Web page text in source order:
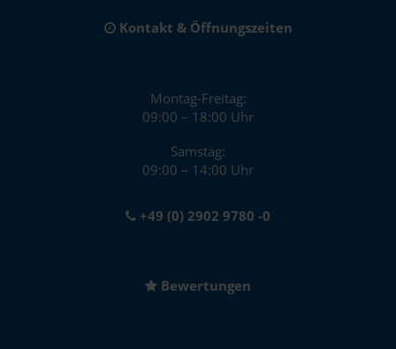
Kontakt & Öffnungszeiten
Montag-Freitag:
09:00 – 18:00 Uhr
Samstag:
09:00 – 14:00 Uhr
+49 (0) 2902 9780 -0
Bewertungen